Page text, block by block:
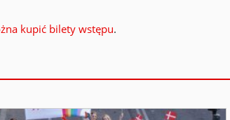
kupić bilety wstępu.